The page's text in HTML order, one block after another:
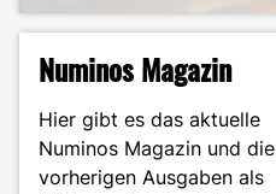
Numinos Magazin
Hier gibt es das aktuelle
Numinos Magazin und die
vorherigen Ausgaben als